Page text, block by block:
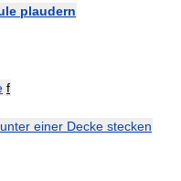
plaudern
f
unter einer Decke stecken